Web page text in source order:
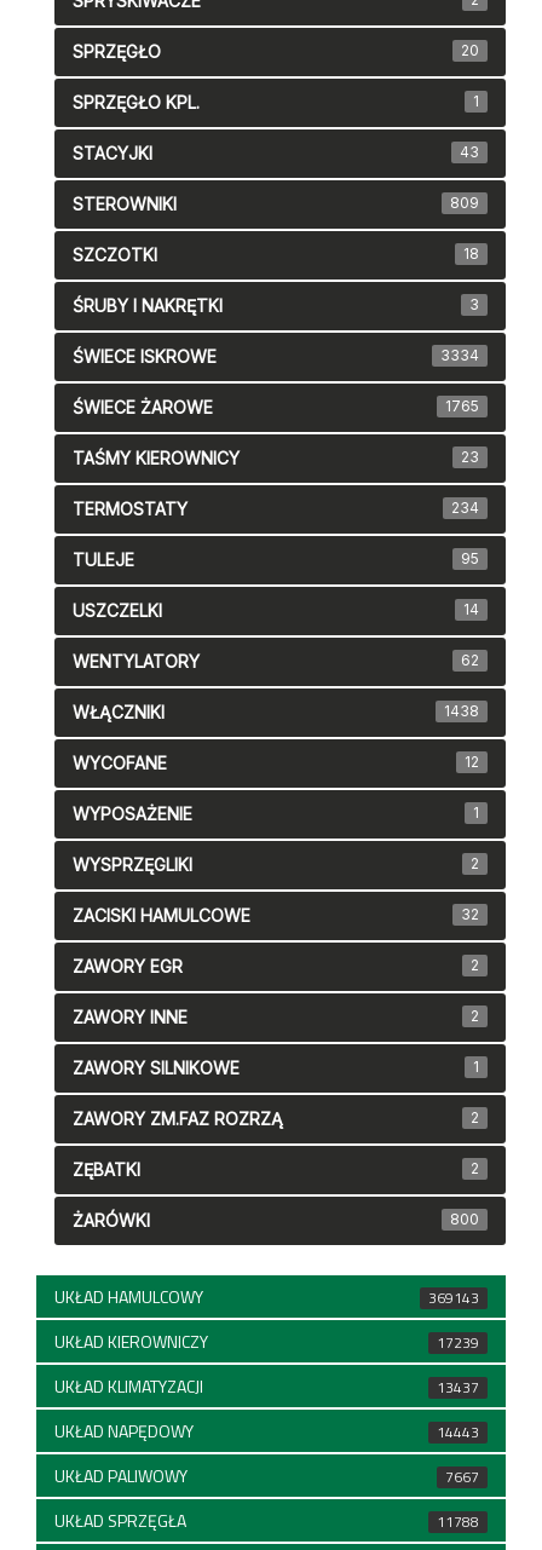
SPRZĘGŁO 20
SPRZĘGŁO KPL. 1
STACYJKI 43
STEROWNIKI 809
SZCZOTKI 18
ŚRUBY I NAKRĘTKI 3
ŚWIECE ISKROWE 3334
ŚWIECE ŻAROWE 1765
TAŚMY KIEROWNICY 23
TERMOSTATY 234
TULEJE 95
USZCZELKI 14
WENTYLATORY 62
WŁĄCZNIKI 1438
WYCOFANE 12
WYPOSAŻENIE 1
WYSPRZĘGLIKI 2
ZACISKI HAMULCOWE 32
ZAWORY EGR 2
ZAWORY INNE 2
ZAWORY SILNIKOWE 1
ZAWORY ZM.FAZ ROZRZĄ 2
ZĘBATKI 2
ŻARÓWKI 800
UKŁAD HAMULCOWY 369143
UKŁAD KIEROWNICZY 17239
UKŁAD KLIMATYZACJI 13437
UKŁAD NAPĘDOWY 14443
UKŁAD PALIWOWY 7667
UKŁAD SPRZĘGŁA 11788